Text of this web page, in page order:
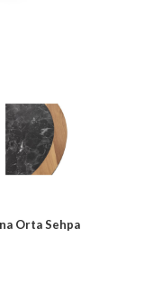
Orta Sehpa